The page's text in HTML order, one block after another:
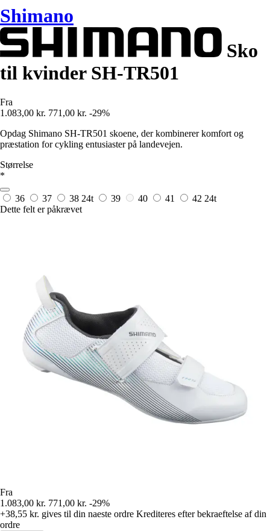
Shimano
Sko
til kvinder SH-TR501
Fra
1.083,00 kr. 771,00 kr. -29%
Opdag Shimano SH-TR501 skoene, der kombinerer komfort og
præstation for cykling entusiaster på landevejen.
Størrelse
*
36 37 38 24t 39 40 41 42 24t
Dette felt er påkrævet
Fra
1.083,00 kr. 771,00 kr. -29%
+38,55 kr. gives til din naeste ordre Krediteres efter bekraeftelse af din
ordre